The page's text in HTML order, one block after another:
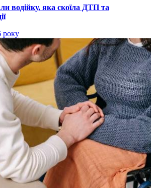
водійку, яка скоїла ДТП та
року